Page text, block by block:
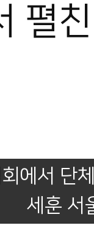
펼
에서 단
세훈 서